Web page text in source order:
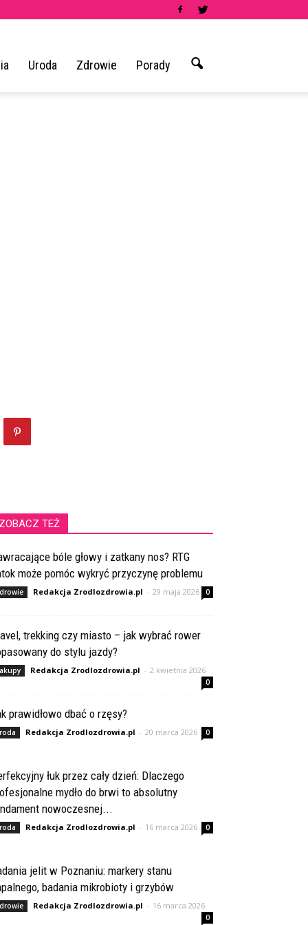
Uroda Zdrowie Porady
ZOBACZ TEŻ
bóle głowy i zatkany nos? RTG
może pomóc wykryć przyczynę problemu
Redakcja Zrodlozdrowia.pl - 29 maja 2026 0
trekking czy miasto – jak wybrać rower
do stylu jazdy?
Redakcja Zrodlozdrowia.pl - 2 kwietnia 2026
0
prawidłowo dbać o rzęsy?
Redakcja Zrodlozdrowia.pl - 20 marca 2026 0
łuk przez cały dzień: Dlaczego
mydło do brwi to absolutny
nowoczesnej...
Redakcja Zrodlozdrowia.pl - 16 marca 2026 0
jelit w Poznaniu: markery stanu
badania mikrobioty i grzybów
Redakcja Zrodlozdrowia.pl - 16 marca 2026
0